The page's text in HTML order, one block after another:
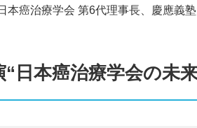
本癌治療学会 第6代理事長、慶應義
“日本癌治療学会の未